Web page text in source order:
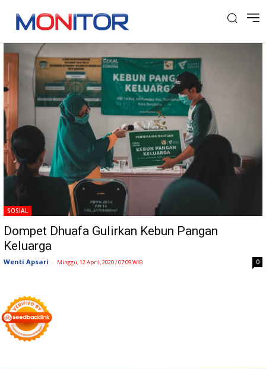
Tag: Kebun Pangan
SOSIAL
Dompet Dhuafa Gulirkan Kebun Pangan
Keluarga
Wenti Apsari - Minggu, 12 April, 2020 / 07:09 WIB 0